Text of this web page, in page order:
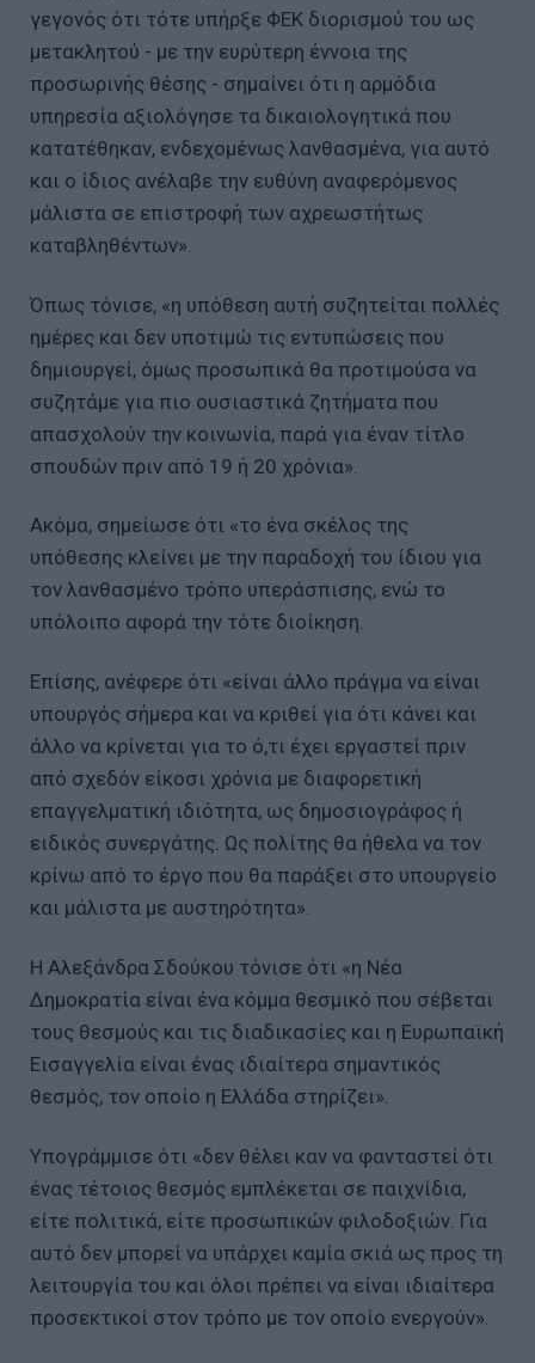
γεγονός ότι τότε υπήρξε ΦΕΚ διορισμού του ως
μετακλητού - με την ευρύτερη έννοια της
προσωρινής θέσης - σημαίνει ότι η αρμόδια
υπηρεσία αξιολόγησε τα δικαιολογητικά που
κατατέθηκαν, ενδεχομένως λανθασμένα, για αυτό
και ο ίδιος ανέλαβε την ευθύνη αναφερόμενος
μάλιστα σε επιστροφή των αχρεωστήτως
καταβληθέντων».
Όπως τόνισε, «η υπόθεση αυτή συζητείται πολλές
ημέρες και δεν υποτιμώ τις εντυπώσεις που
δημιουργεί, όμως προσωπικά θα προτιμούσα να
συζητάμε για πιο ουσιαστικά ζητήματα που
απασχολούν την κοινωνία, παρά για έναν τίτλο
σπουδών πριν από 19 ή 20 χρόνια».
Ακόμα, σημείωσε ότι «το ένα σκέλος της
υπόθεσης κλείνει με την παραδοχή του ίδιου για
τον λανθασμένο τρόπο υπεράσπισης, ενώ το
υπόλοιπο αφορά την τότε διοίκηση.
Επίσης, ανέφερε ότι «είναι άλλο πράγμα να είναι
υπουργός σήμερα και να κριθεί για ότι κάνει και
άλλο να κρίνεται για το ό,τι έχει εργαστεί πριν
από σχεδόν είκοσι χρόνια με διαφορετική
επαγγελματική ιδιότητα, ως δημοσιογράφος ή
ειδικός συνεργάτης. Ως πολίτης θα ήθελα να τον
κρίνω από το έργο που θα παράξει στο υπουργείο
και μάλιστα με αυστηρότητα».
Η Αλεξάνδρα Σδούκου τόνισε ότι «η Νέα
Δημοκρατία είναι ένα κόμμα θεσμικό που σέβεται
τους θεσμούς και τις διαδικασίες και η Ευρωπαϊκή
Εισαγγελία είναι ένας ιδιαίτερα σημαντικός
θεσμός, τον οποίο η Ελλάδα στηρίζει».
Υπογράμμισε ότι «δεν θέλει καν να φανταστεί ότι
ένας τέτοιος θεσμός εμπλέκεται σε παιχνίδια,
είτε πολιτικά, είτε προσωπικών φιλοδοξιών. Για
αυτό δεν μπορεί να υπάρχει καμία σκιά ως προς τη
λειτουργία του και όλοι πρέπει να είναι ιδιαίτερα
προσεκτικοί στον τρόπο με τον οποίο ενεργούν».